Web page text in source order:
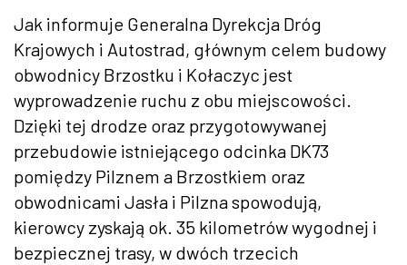
Jak informuje Generalna Dyrekcja Dróg
Krajowych i Autostrad, głównym celem budowy
obwodnicy Brzostku i Kołaczyc jest
wyprowadzenie ruchu z obu miejscowości.
Dzięki tej drodze oraz przygotowywanej
przebudowie istniejącego odcinka DK73
pomiędzy Pilznem a Brzostkiem oraz
obwodnicami Jasła i Pilzna spowodują,
kierowcy zyskają ok. 35 kilometrów wygodnej i
bezpiecznej trasy, w dwóch trzecich